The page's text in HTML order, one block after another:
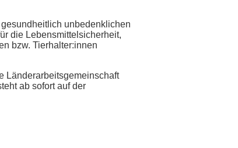
unbedenklichen
die Lebensmittelsicherheit,
bzw. Tierhalter:innen
Länderarbeitsgemeinschaft
ab sofort auf der